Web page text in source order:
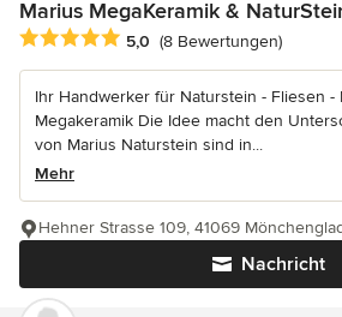
Marius MegaKeramik &
Durchschnittliche Bewertung: 5 von 5
5,0 (8 Bewertungen)
Ihr Handwerker für Naturstein - Fliesen -
Megakeramik Die Idee macht den
von Marius Naturstein sind in...
Mehr
Nachricht
Hehner Strasse 109, 41069